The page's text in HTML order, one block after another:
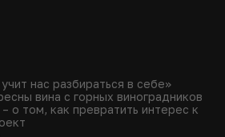
нас разбираться в себе»
вина с горных виноградников
о том, как превратить интерес к